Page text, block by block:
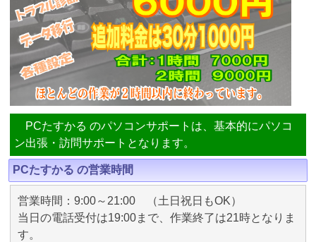
PCたすかる のパソコンサポートは、基本的にパソコ
ン出張・訪問サポートとなります。
PCたすかる の営業時間
営業時間：9:00～21:00 （土日祝日もOK）
当日の電話受付は19:00まで、作業終了は21時となりま
す。